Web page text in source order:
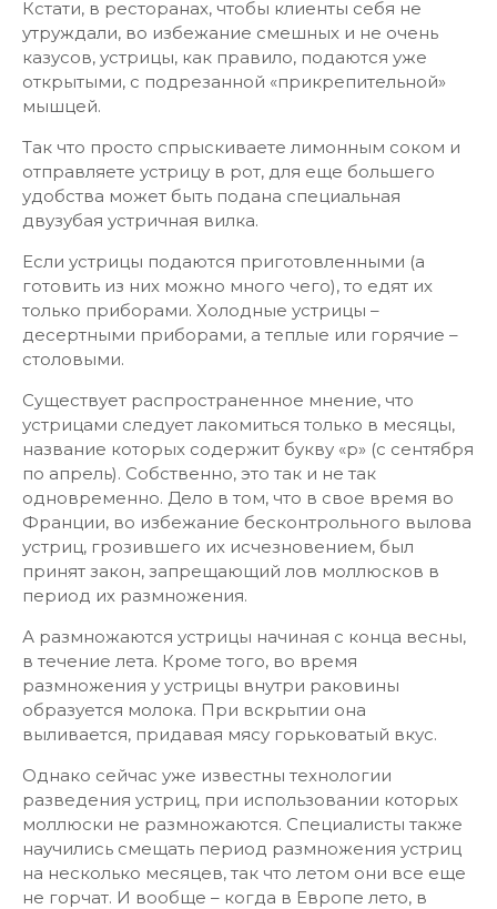
Кстати, в ресторанах, чтобы клиенты себя не
утруждали, во избежание смешных и не очень
казусов, устрицы, как правило, подаются уже
открытыми, с подрезанной «прикрепительной»
мышцей.
Так что просто спрыскиваете лимонным соком и
отправляете устрицу в рот, для еще большего
удобства может быть подана специальная
двузубая устричная вилка.
Если устрицы подаются приготовленными (а
готовить из них можно много чего), то едят их
только приборами. Холодные устрицы –
десертными приборами, а теплые или горячие –
столовыми.
Существует распространенное мнение, что
устрицами следует лакомиться только в месяцы,
название которых содержит букву «р» (с сентября
по апрель). Собственно, это так и не так
одновременно. Дело в том, что в свое время во
Франции, во избежание бесконтрольного вылова
устриц, грозившего их исчезновением, был
принят закон, запрещающий лов моллюсков в
период их размножения.
А размножаются устрицы начиная с конца весны,
в течение лета. Кроме того, во время
размножения у устрицы внутри раковины
образуется молока. При вскрытии она
выливается, придавая мясу горьковатый вкус.
Однако сейчас уже известны технологии
разведения устриц, при использовании которых
моллюски не размножаются. Специалисты также
научились смещать период размножения устриц
на несколько месяцев, так что летом они все еще
не горчат. И вообще – когда в Европе лето, в